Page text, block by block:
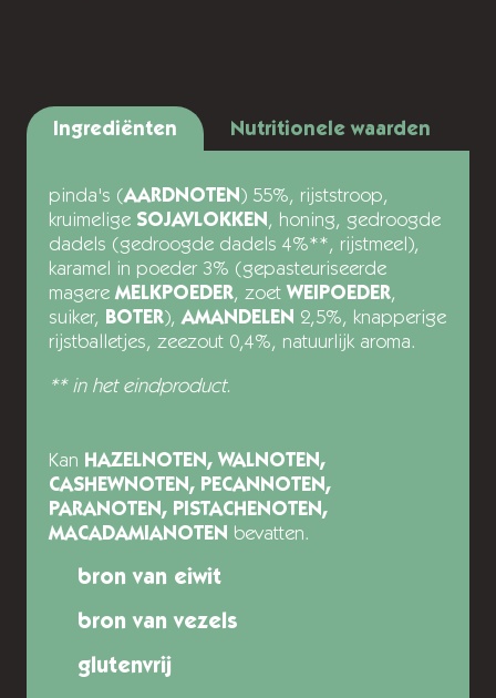
Ingrediënten Nutritionele waarden
pinda's (AARDNOTEN) 55%, rijststroop,
kruimelige SOJAVLOKKEN, honing, gedroogde
dadels (gedroogde dadels 4%**, rijstmeel),
karamel in poeder 3% (gepasteuriseerde
magere MELKPOEDER, zoet WEIPOEDER,
suiker, BOTER),AMANDELEN 2,5%, knapperige
rijstballetjes, zeezout 0,4%, natuurlijk aroma.
** in het eindproduct.
Kan HAZELNOTEN, WALNOTEN,
CASHEWNOTEN, PECANNOTEN,
PARANOTEN, PISTACHENOTEN,
MACADAMIANOTEN bevatten.
bron van eiwit
bron van vezels
glutenvrij